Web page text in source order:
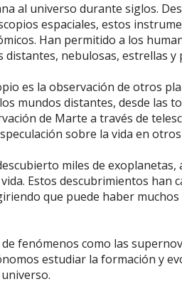
al universo durante siglos.
espaciales, estos
Han permitido a los
distantes, nebulosas, estrellas y
es la observación de otros
mundos distantes, desde las
de Marte a través de
sobre la vida en
miles de exoplanetas,
Estos descubrimientos han
que puede haber
fenómenos como las
estudiar la formación y